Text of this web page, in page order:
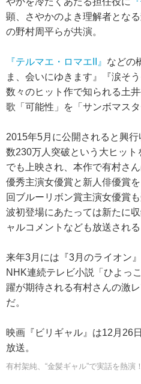
顕、さやかのよき理解者とな
の野村周平らが共演。
『テルマエ・ロマエII』 などの
ま、会いにゆきます』『涙そう
数々のヒット作で知られる土
歌「可能性」を「サンボマス
2015年5月に公開されると興
数230万人突破という大ヒッ
でも上映され、本作で有村さ
優秀主演女優賞と新人俳優賞
回ブルーリボン賞主演女優賞
波初登場にあたっては新たに
ャルコメントなども放送される
来年3月には『3月のライオン
NHK連続テレビ小説「ひよっ
躍が期待される有村さんの激
だ。
映画『ビリギャル』は12月26
放送。
有村架純、“金髪ギャル”で実話を熱演